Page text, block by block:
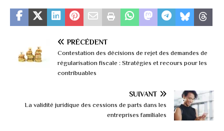
PRÉCÉDENT
Contestation des décisions de rejet des demandes de
régularisation fiscale : Stratégies et recours pour les
contribuables
SUIVANT
La validité juridique des cessions de parts dans les
entreprises familiales